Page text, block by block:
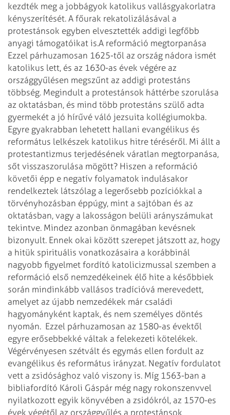
kezdték meg a jobbágyok katolikus vallásgyakorlatra
kényszerítését. A főurak rekatolizálásával a
protestánsok egyben elvesztették addigi legfőbb
anyagi támogatóikat is.A reformáció megtorpanása
Ezzel párhuzamosan 1625-től az ország nádora ismét
katolikus lett, és az 1630-as évek végére az
országgyűlésen megszűnt az addigi protestáns
többség. Megindult a protestánsok háttérbe szorulása
az oktatásban, és mind több protestáns szülő adta
gyermekét a jó hírűvé váló jezsuita kollégiumokba.
Egyre gyakrabban lehetett hallani evangélikus és
református lelkészek katolikus hitre téréséről. Mi állt a
protestantizmus terjedésének váratlan megtorpanása,
sőt visszaszorulása mögött? Hiszen a reformáció
követői épp e negatív folyamatok indulásakor
rendelkeztek látszólag a legerősebb pozíciókkal a
törvényhozásban éppúgy, mint a sajtóban és az
oktatásban, vagy a lakosságon belüli arányszámukat
tekintve. Mindez azonban önmagában kevésnek
bizonyult. Ennek okai között szerepet játszott az, hogy
a hitük spirituális vonatkozásaira a korábbinál
nagyobb figyelmet fordító katolicizmussal szemben a
reformáció első nemzedékeinek élő hite a későbbiek
során mindinkább vallásos tradícióvá merevedett,
amelyet az újabb nemzedékek már családi
hagyományként kaptak, és nem személyes döntés
nyomán. Ezzel párhuzamosan az 1580-as évektől
egyre erősebbekké váltak a felekezeti kötelékek.
Végérvényesen szétvált és egymás ellen fordult az
evangélikus és református irányzat. Negatív fordulatot
vett a zsidósághoz való viszony is. Míg 1563-ban a
bibliafordító Károli Gáspár még nagy rokonszenvvel
nyilatkozott egyik könyvében a zsidókról, az 1570-es
évek végétől az országgyűlés a protestánsok